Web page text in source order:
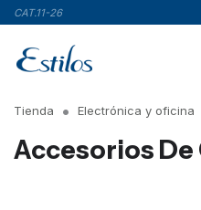
CAT.11-26
Tienda Electrónica y oficina
Accesorios